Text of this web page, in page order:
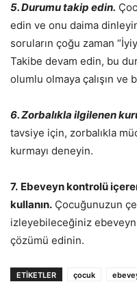
5. Durumu takip edin.
edin ve onu daima
soruların çoğu zaman
Takibe devam edin, bu
olumlu olmaya çalışın ve
6. Zorbalıkla ilgilenen
tavsiye için, zorbalıkla
kurmayı deneyin.
7. Ebeveyn kontrolü
kullanın. Çocuğunuzun
izleyebileceğiniz
çözümü edinin.
ETIKETLER çocuk